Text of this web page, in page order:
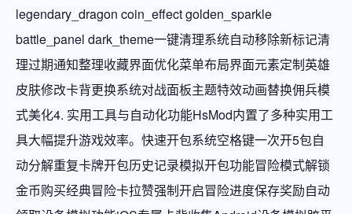
legendary_dragon coin_effect golden_sparkle
battle_panel dark_theme一键清理系统自动移除新标记清
理过期通知整理收藏界面优化菜单布局界面元素定制英雄
皮肤修改卡背更换系统对战面板主题特效动画替换佣兵模
式美化4. 实用工具与自动化功能HsMod内置了多种实用工
具大幅提升游戏效率。快速开包系统空格键一次开5包自
动分解重复卡牌开包历史记录模拟开包功能冒险模式解锁
金币购买经典冒险卡拉赞强制开启冒险进度保存奖励自动